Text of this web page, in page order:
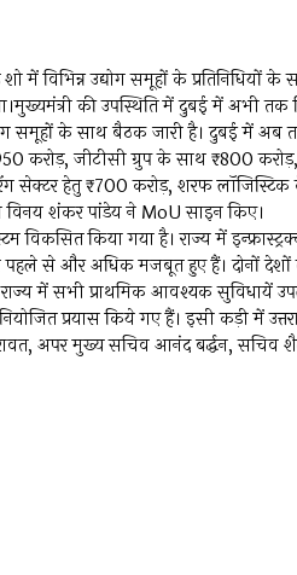
विभिन्न उद्योग समूहों के प्रतिनिधियों
की उपस्थिति में दुबई में अभी तक
समूहों के साथ बैठक जारी है। दुबई में अब
करोड़, जीटीसी ग्रुप के साथ ₹800
सेक्टर हेतु ₹700 करोड़, शरफ
शंकर पांडेय ने MoU साइन किए।
विकसित किया गया है। राज्य में
पहले से और अधिक मजबूत हुए हैं। दोनों
राज्य में सभी प्राथमिक आवश्यक सुविधायें
प्रयास किये गए हैं। इसी कड़ी में
अपर मुख्य सचिव आनंद बर्द्धन, सचिव